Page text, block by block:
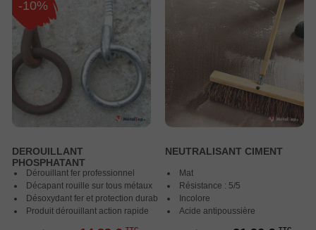
DEROUILLANT
PHOSPHATANT
Dérouillant fer professionnel
Décapant rouille sur tous métaux
Désoxydant fer et protection durable
Produit dérouillant action rapide
-10%
NEUTRALISANT CIMENT
Mat
Résistance : 5/5
Incolore
Acide antipoussière